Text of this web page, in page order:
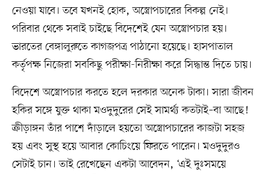
নেওয়া যাবে। তবে যখনই হোক, অস্ত্রোপচারের বিকল্প নেই।
পরিবার থেকে সবাই চাইছে বিদেশেই যেন অস্ত্রোপচার হয়।
ভারতের বেঙ্গালুরুতে কাগজপত্র পাঠানো হয়েছে। হাসপাতাল
কর্তৃপক্ষ নিজেরা সবকিছু পরীক্ষা-নিরীক্ষা করে সিদ্ধান্ত দিতে চায়।
বিদেশে অস্ত্রোপচার করতে হলে দরকার অনেক টাকা। সারা জীবন
হকির সঙ্গে যুক্ত থাকা মওদুদুরের সেই সামর্থ্য কতটাই–বা আছে!
ক্রীড়াঙ্গন তাঁর পাশে দাঁড়ালে হয়তো অস্ত্রোপচারের কাজটা সহজ
হয় এবং সুস্থ হয়ে আবার কোচিংয়ে ফিরতে পারেন। মওদুদুরও
সেটাই চান। তাই রেখেছেন একটা আবেদন, ‘এই দুঃসময়ে